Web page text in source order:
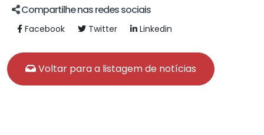
Compartilhe nas redes sociais
Facebook Twitter Linkedin
Voltar para a listagem de notícias